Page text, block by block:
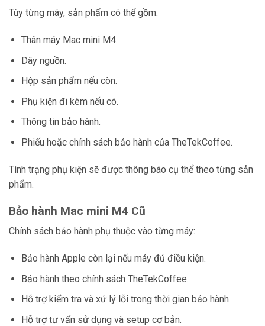
Tùy từng máy, sản phẩm có thể gồm:
Thân máy Mac mini M4.
Dây nguồn.
Hộp sản phẩm nếu còn.
Phụ kiện đi kèm nếu có.
Thông tin bảo hành.
Phiếu hoặc chính sách bảo hành của TheTekCoffee.
Tình trạng phụ kiện sẽ được thông báo cụ thể theo từng sản
phẩm.
Bảo hành Mac mini M4 Cũ
Chính sách bảo hành phụ thuộc vào từng máy:
Bảo hành Apple còn lại nếu máy đủ điều kiện.
Bảo hành theo chính sách TheTekCoffee.
Hỗ trợ kiểm tra và xử lý lỗi trong thời gian bảo hành.
Hỗ trợ tư vấn sử dụng và setup cơ bản.